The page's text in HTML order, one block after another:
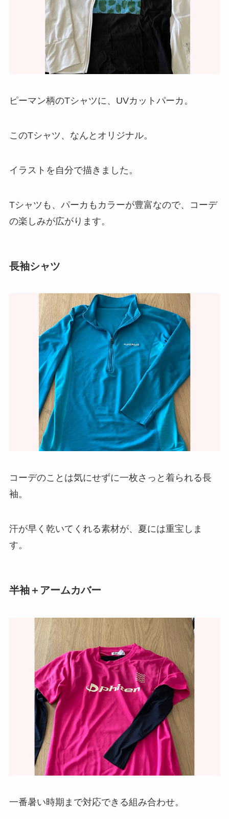
ピーマン柄のTシャツに、UVカットパーカ。
このTシャツ、なんとオリジナル。
イラストを自分で描きました。
Tシャツも、パーカもカラーが豊富なので、コーデ
の楽しみが広がります。
長袖シャツ
コーデのことは気にせずに一枚さっと着られる長
袖。
汗が早く乾いてくれる素材が、夏には重宝しま
す。
半袖＋アームカバー
一番暑い時期まで対応できる組み合わせ。